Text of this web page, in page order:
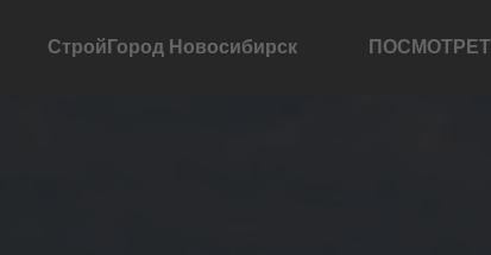
СтройГород Новосибирск